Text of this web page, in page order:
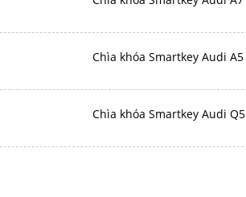
Chìa khóa Smartkey Audi A5
Chìa khóa Smartkey Audi Q5